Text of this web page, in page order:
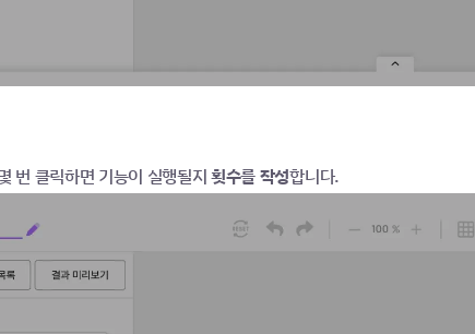
번 클릭하면 기능이 실행될지 횟수를 작성합니다.